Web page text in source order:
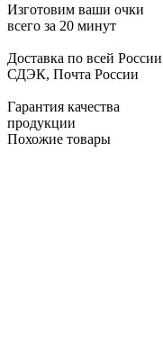
Изготовим ваши очки
всего за 20 минут
Доставка по всей России
СДЭК, Почта России
Гарантия качества
продукции
Похожие товары